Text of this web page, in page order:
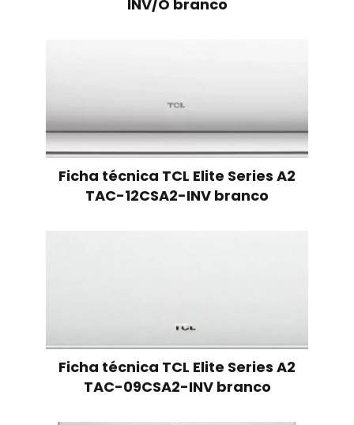
INV/O branco
Ficha técnica TCL Elite Series A2
TAC-12CSA2-INV branco
Ficha técnica TCL Elite Series A2
TAC-09CSA2-INV branco